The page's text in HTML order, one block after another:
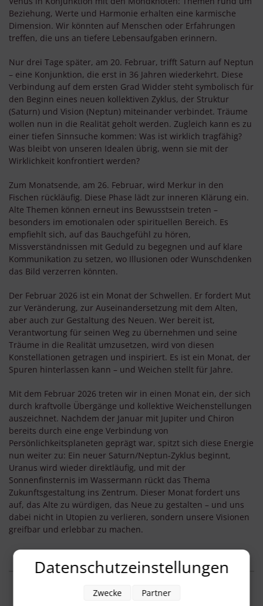
Beziehung, Werte und Harmonie erhalten eine karmische
Dimension. Wir könnten auf Menschen oder Erfahrungen
treffen, die uns an tiefere Lebensaufgaben erinnern.
Nur drei Tage später, am 20. Februar, trifft Saturn auf Neptun
– eine Konjunktion, die erst in 36 Jahren wiederkehrt. Diese
Verbindung auf dem ersten Grad Widder steht symbolisch für
den Beginn eines neuen kollektiven Zyklus, der Struktur
(Saturn) und Vision (Neptun) miteinander verbindet. Träume
wollen nun in die Realität geholt werden. Zugleich kann es zu
einer tiefen Sinnsuche kommen: Was ist wirklich tragfähig?
Was bleibt von unseren Idealen übrig, wenn sie mit der
Wirklichkeit konfrontiert werden?
Zum Monatsende, am 26. Februar, wird Merkur in den
Fischen rückläufig. Diese Phase lädt zur inneren Klärung ein.
Alte Themen können erneut ins Bewusstsein treten –
besonders im emotionalen oder spirituellen Bereich. Es
empfiehlt sich, auf das Bauchgefühl zu hören,
Missverständnissen mit Geduld zu begegnen und auf klare
Kommunikation zu setzen, wo Illusionen oder Wunschdenken
das Bild verzerren könnten.
Der Februar 2026 ist ein Monat der Schwellen. Er fordert Mut
zur Veränderung, zur Auseinandersetzung mit dem Alten,
aber auch zur Gestaltung des Neuen. Wer bereit ist,
Verantwortung für seinen Weg zu übernehmen und seine
Träume in die Realität umzusetzen, wird von diesen
Konstellationen getragen und inspiriert. Es ist ein Monat, der
Spuren hinterlassen kann – und Weichen stellt für Jahre.
Mit dem Februar 2026 treten wir in einen Monat ein, der sich
durch kraftvolle Übergänge und kollektive Weichenstellungen
auszeichnet. Nachdem der Januar mit Jupiter und Chiron
bereits durch eine enge Verbindung von
Persönlichkeitsplaneten geprägt war, spitzt sich diese Energie
nun weiter zu: Ein neuer Saturn/Neptun-Zyklus beginnt,
Uranus wird wieder direktläufig, und mit der
Sonnenfinsternis im Wassermann rückt das Thema
Zukunftsgestaltung ins Zentrum. Dieser Monat fordert uns
auf, das Alte zu würdigen, das Neue zu gestalten – und uns
dabei nicht in Utopien zu verlieren, sondern unsere Visionen
greifbar und erlebbar zu machen.
Datenschutzeinstellungen
Zwecke Partner